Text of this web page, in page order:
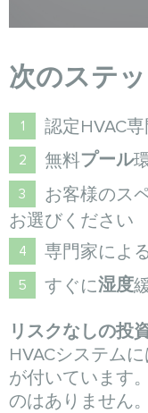
次のステ
認定HVAC
無料プール
お客様のス
お選びください
専門家によ
すぐに湿度
リスクなしの投
HVACシステム
が付いています
のはありません。